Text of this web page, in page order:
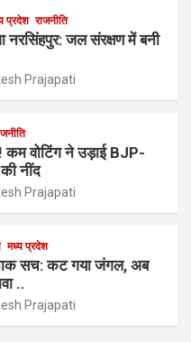
प्रदेश राजनीति
नरसिंहपुर: जल संरक्षण में बनी
Prajapati
! कम वोटिंग ने उड़ाई BJP-
नींद
Prajapati
मध्य प्रदेश
सच: कट गया जंगल, अब
..
Prajapati